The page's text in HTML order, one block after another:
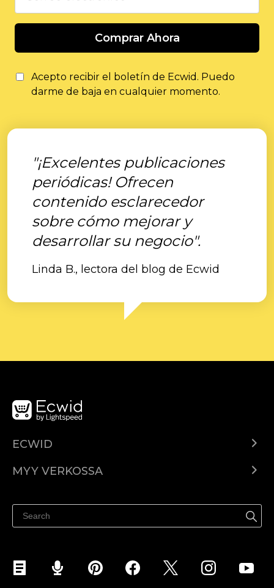
Comprar Ahora
Acepto recibir el boletín de Ecwid. Puedo
darme de baja en cualquier momento.
"¡Excelentes publicaciones
periódicas! Ofrecen
contenido esclarecedor
sobre cómo mejorar y
desarrollar su negocio".
Linda B., lectora del blog de Ecwid
ECWID
Hinnoittelu
MYY VERKOSSA
Myy Facebookissa
Myy Instagramissa